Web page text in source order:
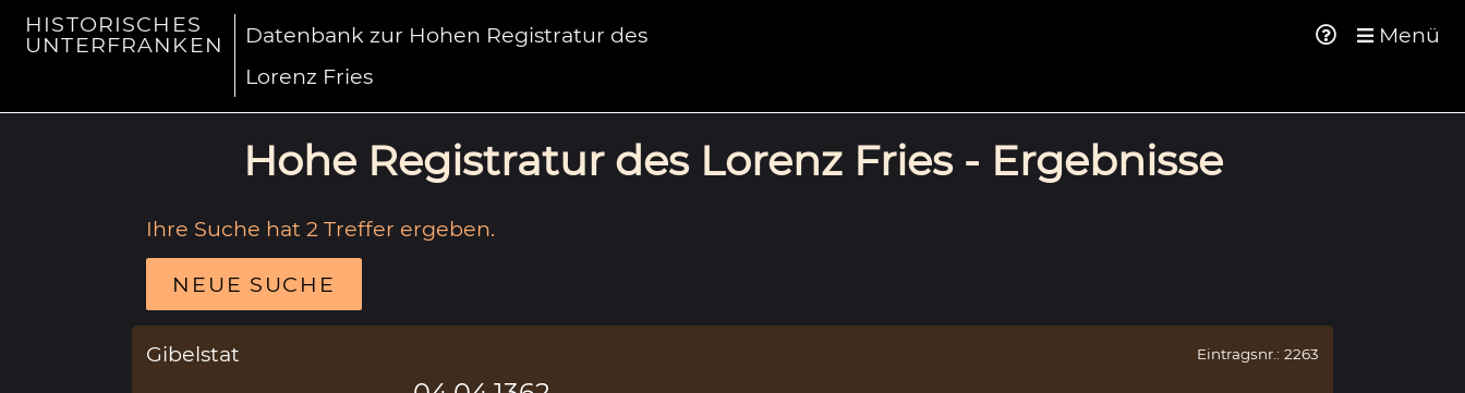
HISTORISCHES
UNTERFRANKEN
Datenbank zur Hohen Registratur des
Lorenz Fries
Menü
Hohe Registratur des Lorenz Fries - Ergebnisse
Ihre Suche hat 2 Treffer ergeben.
NEUE SUCHE
Gibelstat Eintragsnr.: 2263